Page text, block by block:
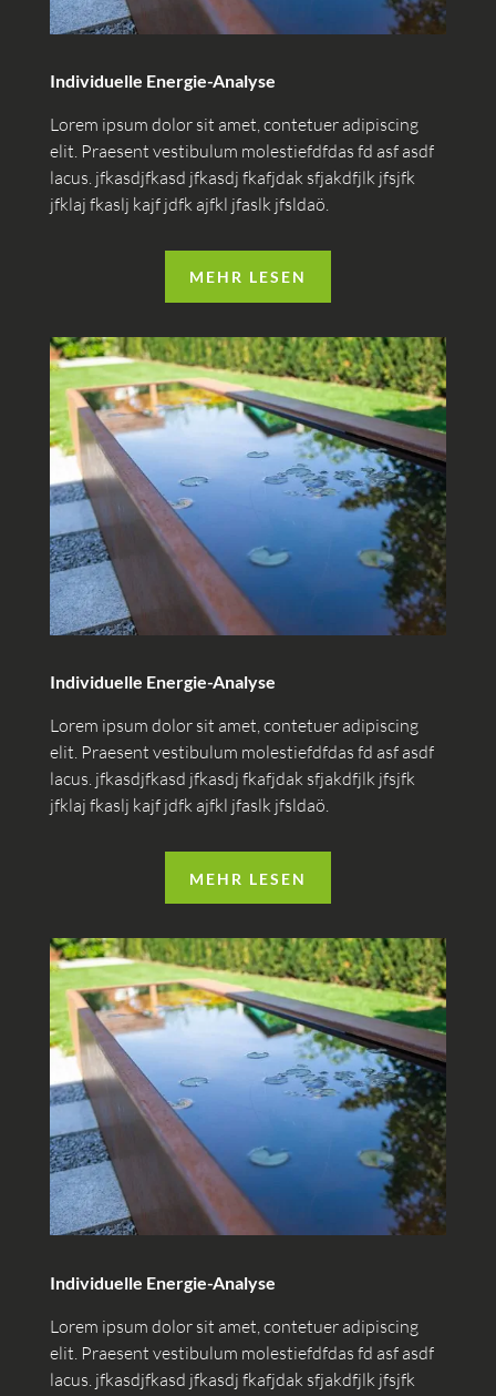
Individuelle Energie-Analyse
Lorem ipsum dolor sit amet, contetuer adipiscing
elit. Praesent vestibulum molestiefdfdas fd asf asdf
lacus. jfkasdjfkasd jfkasdj fkafjdak sfjakdfjlk jfsjfk
jfklaj fkaslj kajf jdfk ajfkl jfaslk jfsldaö.
MEHR LESEN
Individuelle Energie-Analyse
Lorem ipsum dolor sit amet, contetuer adipiscing
elit. Praesent vestibulum molestiefdfdas fd asf asdf
lacus. jfkasdjfkasd jfkasdj fkafjdak sfjakdfjlk jfsjfk
jfklaj fkaslj kajf jdfk ajfkl jfaslk jfsldaö.
MEHR LESEN
Individuelle Energie-Analyse
Lorem ipsum dolor sit amet, contetuer adipiscing
elit. Praesent vestibulum molestiefdfdas fd asf asdf
lacus. jfkasdjfkasd jfkasdj fkafjdak sfjakdfjlk jfsjfk